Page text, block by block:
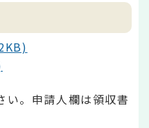
い。申請人欄は領収書